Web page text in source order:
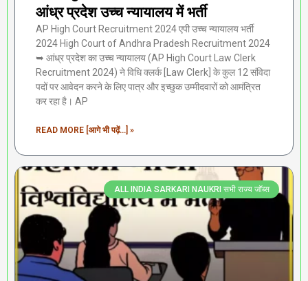
आंध्र प्रदेश उच्च न्यायालय में भर्ती
AP High Court Recruitment 2024 एपी उच्च न्यायालय भर्ती
2024 High Court of Andhra Pradesh Recruitment 2024
➥ आंध्र प्रदेश का उच्च न्यायालय (AP High Court Law Clerk
Recruitment 2024) ने विधि क्लर्क [Law Clerk] के कुल 12 संविदा
पदों पर आवेदन करने के लिए पात्र और इच्छुक उम्मीदवारों को आमंत्रित
कर रहा है। AP
READ MORE [आगे भी पढ़ें...] »
ALL INDIA SARKARI NAUKRI सभी राज्य जॉब्स